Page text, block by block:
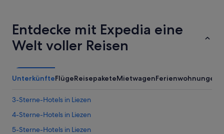
Entdecke mit Expedia eine
Welt voller Reisen
UnterkünfteFlügeReisepaketeMietwagenFerienwohnungen
3-Sterne-Hotels in Liezen
4-Sterne-Hotels in Liezen
5-Sterne-Hotels in Liezen